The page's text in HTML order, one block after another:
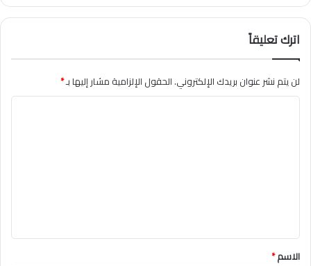
اترك تعليقاً
لن يتم نشر عنوان بريدك الإلكتروني.الحقول الإلزامية مشار إليها بـ*
*
الاسم*